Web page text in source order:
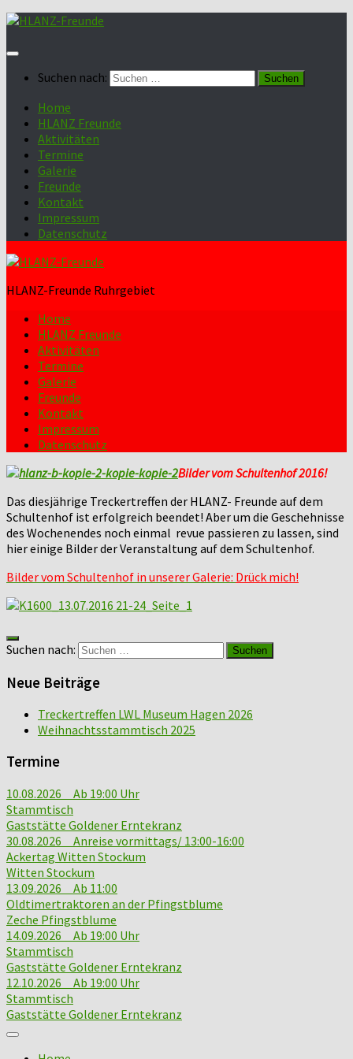
Suchen nach:
Home
HLANZ Freunde
Aktivitäten
Termine
Galerie
Freunde
Kontakt
Impressum
Datenschutz
HLANZ-Freunde Ruhrgebiet
Home
HLANZ Freunde
Aktivitäten
Termine
Galerie
Freunde
Kontakt
Impressum
Datenschutz
Bilder vom Schultenhof 2016!
Das diesjährige Treckertreffen der HLANZ- Freunde auf dem
Schultenhof ist erfolgreich beendet! Aber um die Geschehnisse
des Wochenendes noch einmal revue passieren zu lassen, sind
hier einige Bilder der Veranstaltung auf dem Schultenhof.
Bilder vom Schultenhof in unserer Galerie: Drück mich!
Suchen nach:
Neue Beiträge
Treckertreffen LWL Museum Hagen 2026
Weihnachtsstammtisch 2025
Termine
10.08.2026 Ab 19:00 Uhr
Stammtisch
Gaststätte Goldener Erntekranz
30.08.2026 Anreise vormittags/ 13:00-16:00
Ackertag Witten Stockum
Witten Stockum
13.09.2026 Ab 11:00
Oldtimertraktoren an der Pfingstblume
Zeche Pfingstblume
14.09.2026 Ab 19:00 Uhr
Stammtisch
Gaststätte Goldener Erntekranz
12.10.2026 Ab 19:00 Uhr
Stammtisch
Gaststätte Goldener Erntekranz